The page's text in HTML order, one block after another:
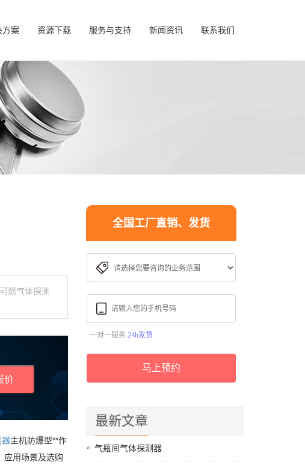
方案 资源下载 服务与支持 新闻资讯 联系我们
燃气体探测
价
器主机防爆型**作
应用场景及选购
全国工厂直销、发货
一对一服务 24h发货
马上预约
最新文章
气瓶间气体探测器